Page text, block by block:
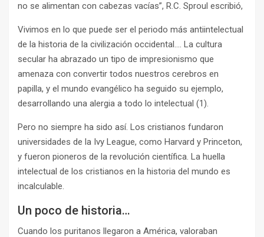
no se alimentan con cabezas vacías”, R.C. Sproul escribió,
Vivimos en lo que puede ser el periodo más antiintelectual
de la historia de la civilización occidental…. La cultura
secular ha abrazado un tipo de impresionismo que
amenaza con convertir todos nuestros cerebros en
papilla, y el mundo evangélico ha seguido su ejemplo,
desarrollando una alergia a todo lo intelectual (1).
Pero no siempre ha sido así. Los cristianos fundaron
universidades de la Ivy League, como Harvard y Princeton,
y fueron pioneros de la revolución científica. La huella
intelectual de los cristianos en la historia del mundo es
incalculable.
Un poco de historia…
Cuando los puritanos llegaron a América, valoraban